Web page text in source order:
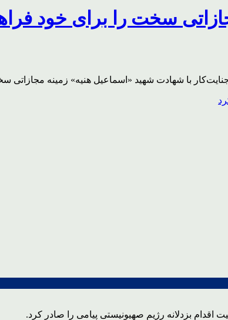
سخت را برای خود
با شهادت شهید «اسماعیل هنیه» زمینه
بزدلانه رژیم صهیونیستی پیامی را صادر کرد.